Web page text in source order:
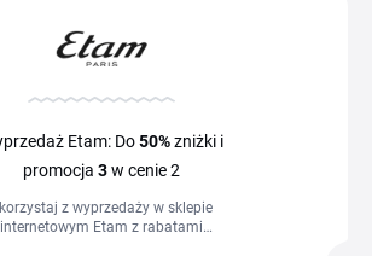
Etam: Do50%zniżki i
promocja 3w cenie 2
z wyprzedaży w sklepie
internetowym Etam z rabatami